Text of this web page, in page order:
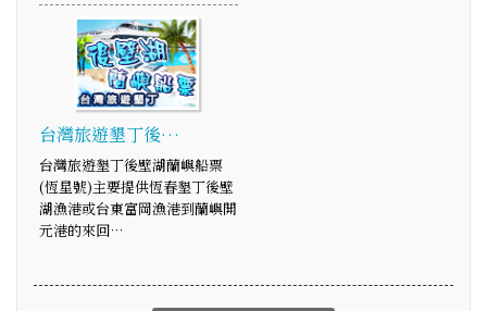
台灣旅遊墾丁後…
台灣旅遊墾丁後壁湖蘭嶼船票
(恆星號)主要提供恆春墾丁後壁
湖漁港或台東富岡漁港到蘭嶼開
元港的來回…